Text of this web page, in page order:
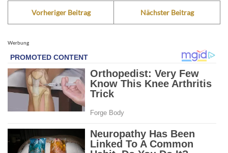
Vorheriger Beitrag Nächster Beitrag
Werbung